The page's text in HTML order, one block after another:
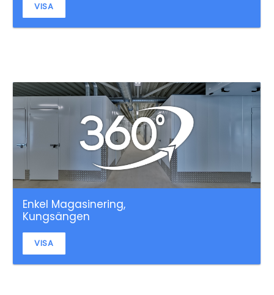
VISA
Enkel Magasinering,
Kungsängen
VISA